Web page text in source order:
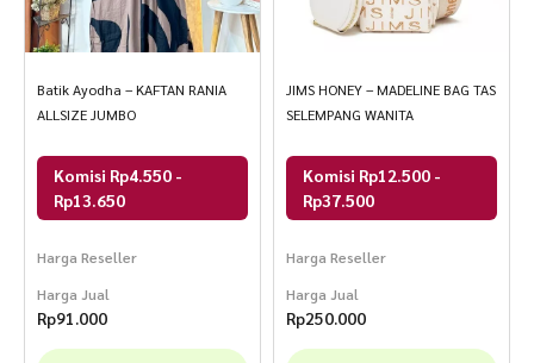
Batik Ayodha – KAFTAN RANIA
ALLSIZE JUMBO
Komisi Rp4.550 -
Rp13.650
Harga Reseller
Harga Jual
Rp91.000
JIMS HONEY – MADELINE BAG TAS
SELEMPANG WANITA
Komisi Rp12.500 -
Rp37.500
Harga Reseller
Harga Jual
Rp250.000